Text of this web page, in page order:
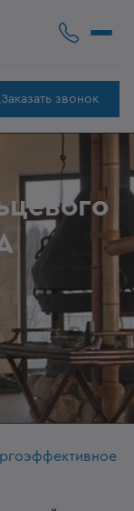
Заказать звонок